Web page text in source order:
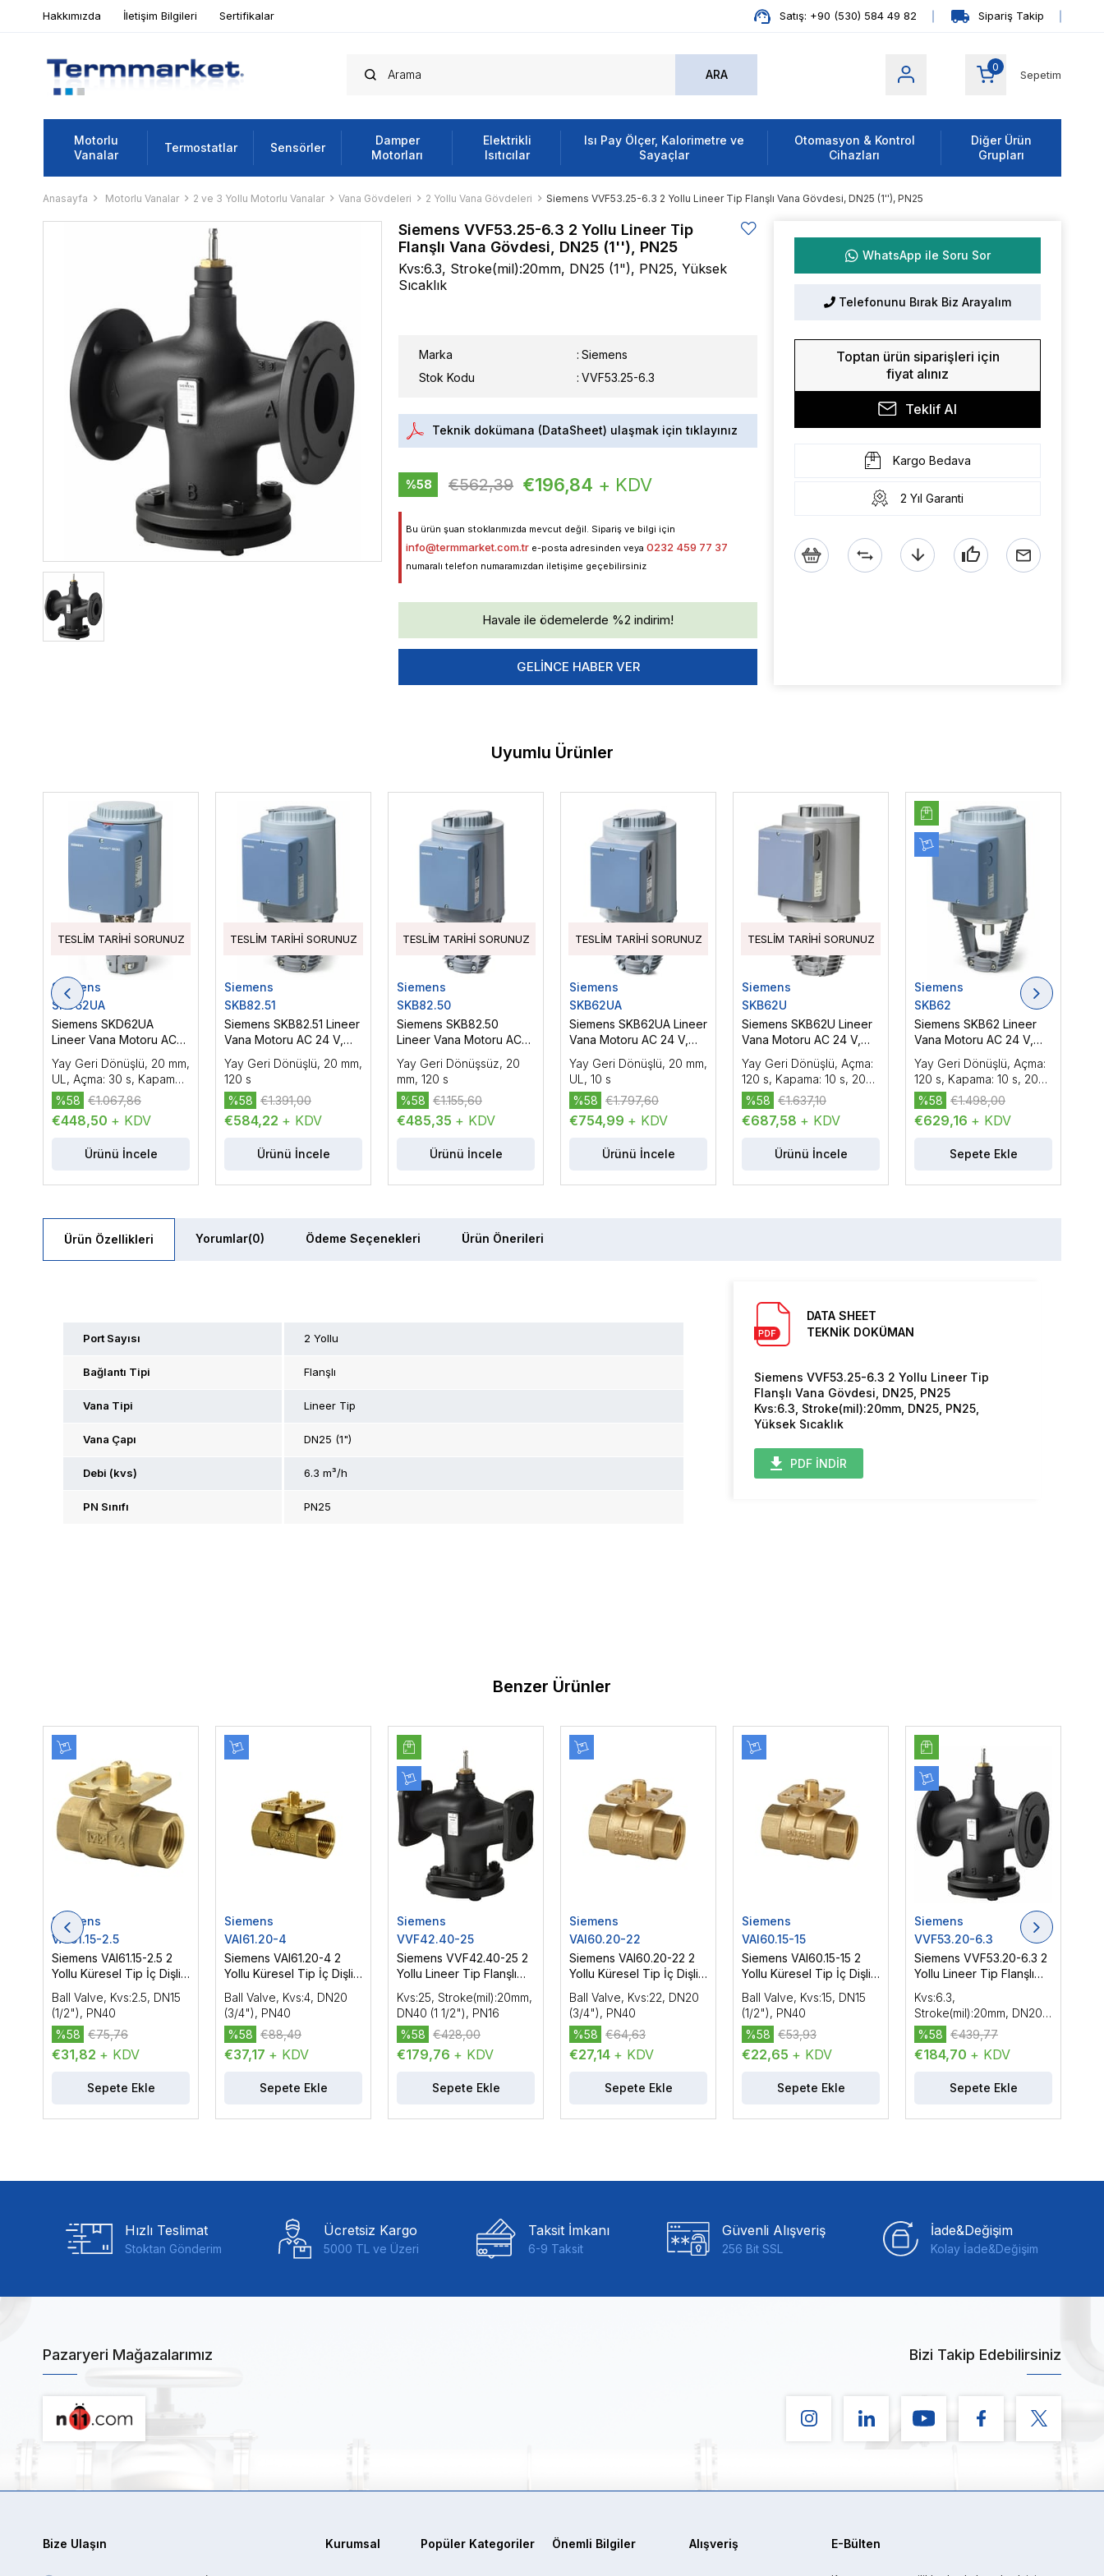
Hakkımızda İletişim Bilgileri Sertifikalar Satış: +90 (530) 584 49 82 Sipariş Takip
Sepetim
0
Motorlu
Vanalar
Termostatlar Sensörler
Damper
Motorları
Elektrikli
Isıtıcılar
Isı Pay Ölçer, Kalorimetre ve
Sayaçlar
Otomasyon & Kontrol
Cihazları
Diğer Ürün
Grupları
Anasayfa Motorlu Vanalar 2 ve 3 Yollu Motorlu Vanalar Vana Gövdeleri 2 Yollu Vana Gövdeleri Siemens VVF53.25-6.3 2 Yollu Lineer Tip Flanşlı Vana Gövdesi, DN25 (1''), PN25
Siemens VVF53.25-6.3 2 Yollu Lineer Tip
Flanşlı Vana Gövdesi, DN25 (1''), PN25
Kvs:6.3, Stroke(mil):20mm, DN25 (1"), PN25, Yüksek
Sıcaklık
Marka : Siemens
Stok Kodu
VVF53.25-6.3
Teknik dokümana (DataSheet) ulaşmak için tıklayınız
%58
İndirim
€562,39 €196,84 + KDV
Bu ürün şuan stoklarımızda mevcut değil. Sipariş ve bilgi için
info@termmarket.com.tr e-posta adresinden veya 0232 459 77 37
numaralı telefon numaramızdan iletişime geçebilirsiniz
Havale ile ödemelerde %2 indirim!
GELINCE HABER VER
WhatsApp ile Soru Sor
Telefonunu Bırak Biz Arayalım
Toptan ürün siparişleri için
fiyat alınız
Teklif Al
Kargo Bedava
2 Yıl Garanti
Uyumlu Ürünler
TESLIM TARIHI SORUNUZ
Siemens
SKD62UA
Siemens SKD62UA
Lineer Vana Motoru AC
mA, Oransal Kontrol, 1000
N
Yay Geri Dönüşlü, 20 mm,
UL, Açma: 30 s, Kapama:
15 s
€448,50 + KDV
%58 €1.067,86
Ürünü İncele
TESLIM TARIHI SORUNUZ
Siemens
SKB82.51
Siemens SKB82.51 Lineer
Vana Motoru AC 24 V,
N
Yay Geri Dönüşlü, 20 mm,
120 s
€584,22 + KDV
%58 €1.391,00
Ürünü İncele
TESLIM TARIHI SORUNUZ
Siemens
SKB82.50
Siemens SKB82.50
Lineer Vana Motoru AC
2800 N
Yay Geri Dönüşsüz, 20
mm, 120 s
€485,35 + KDV
%58 €1.155,60
Ürünü İncele
TESLIM TARIHI SORUNUZ
Siemens
SKB62UA
Siemens SKB62UA Lineer
Vana Motoru AC 24 V,
Oransal Kontrol, 2800 N
Yay Geri Dönüşlü, 20 mm,
UL, 10 s
€754,99 + KDV
%58 €1.797,60
Ürünü İncele
TESLIM TARIHI SORUNUZ
Siemens
SKB62U
Siemens SKB62U Lineer
Vana Motoru AC 24 V,
Oransal Kontrol, 2800 N
Yay Geri Dönüşlü, Açma:
120 s, Kapama: 10 s, 20
mm, UL
€687,58 + KDV
%58 €1.637,10
Ürünü İncele
Siemens
SKB62
Siemens SKB62 Lineer
Vana Motoru AC 24 V,
Oransal Kontrol, 2800 N
Yay Geri Dönüşlü, Açma:
120 s, Kapama: 10 s, 20
mm
€629,16 + KDV
%58 €1.498,00
Sepete Ekle
Ürün Özellikleri Yorumlar(0) Ödeme Seçenekleri Ürün Önerileri
DATA SHEET
TEKNİK DOKÜMAN
Siemens VVF53.25-6.3 2 Yollu Lineer Tip
Flanşlı Vana Gövdesi, DN25, PN25
Kvs:6.3, Stroke(mil):20mm, DN25, PN25,
Yüksek Sıcaklık
PDF İNDİR
Port Sayısı 2 Yollu
Bağlantı Tipi Flanşlı
Vana Tipi Lineer Tip
Vana Çapı DN25 (1")
Debi (kvs) 6.3 m³/h
PN Sınıfı PN25
Benzer Ürünler
Siemens
VAI61.15-2.5
Siemens VAI61.15-2.5 2
Yollu Küresel Tip İç Dişli
(1/2"), PN40
Ball Valve, Kvs:2.5, DN15
(1/2"), PN40
€31,82 + KDV
%58 €75,76
Sepete Ekle
Siemens
VAI61.20-4
Siemens VAI61.20-4 2
Yollu Küresel Tip İç Dişli
(3/4"), PN40
Ball Valve, Kvs:4, DN20
(3/4"), PN40
€37,17 + KDV
%58 €88,49
Sepete Ekle
Siemens
VVF42.40-25
Siemens VVF42.40-25 2
Yollu Lineer Tip Flanşlı
1/2"), PN16
Kvs:25, Stroke(mil):20mm,
DN40 (1 1/2"), PN16
€179,76 + KDV
%58 €428,00
Sepete Ekle
Siemens
VAI60.20-22
Siemens VAI60.20-22 2
Yollu Küresel Tip İç Dişli
(3/4"), PN40
Ball Valve, Kvs:22, DN20
(3/4"), PN40
€27,14 + KDV
%58 €64,63
Sepete Ekle
Siemens
VAI60.15-15
Siemens VAI60.15-15 2
Yollu Küresel Tip İç Dişli
(1/2"), PN40
Ball Valve, Kvs:15, DN15
(1/2"), PN40
€22,65 + KDV
%58 €53,93
Sepete Ekle
Siemens
VVF53.20-6.3
Siemens VVF53.20-6.3 2
Yollu Lineer Tip Flanşlı
(3/4"), PN25
Kvs:6.3,
Stroke(mil):20mm, DN20
(3/4"), PN25, Yüksek
Sıcaklık
€184,70 + KDV
%58 €439,77
Sepete Ekle
Hızlı Teslimat
Stoktan Gönderim
Ücretsiz Kargo
5000 TL ve Üzeri
Taksit İmkanı
6-9 Taksit
Güvenli Alışveriş
256 Bit SSL
İade&Değişim
Kolay İade&Değişim
Pazaryeri Mağazalarımız Bizi Takip Edebilirsiniz
Bize Ulaşın Kurumsal Popüler Kategoriler Önemli Bilgiler Alışveriş E-Bülten